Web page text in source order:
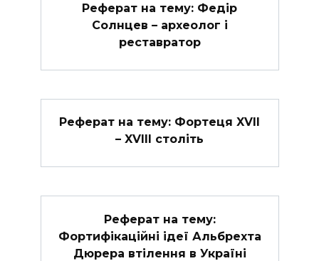
Реферат на тему: Федір
Солнцев – археолог і
реставратор
Реферат на тему: Фортеця XVII
– XVIII століть
Реферат на тему:
Фортифікаційні ідеї Альбрехта
Дюрера втілення в Україні